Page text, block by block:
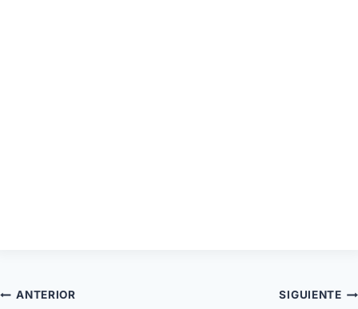
ANTERIOR SIGUIENTE